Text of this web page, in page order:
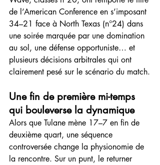
de l’American Conference en s’imposant
34–21 face à North Texas (n°24) dans
une soirée marquée par une domination
au sol, une défense opportuniste… et
plusieurs décisions arbitrales qui ont
clairement pesé sur le scénario du match.
Une fin de première mi-temps
qui bouleverse la dynamique
Alors que Tulane mène 17–7 en fin de
deuxième quart, une séquence
controversée change la physionomie de
la rencontre. Sur un punt, le returner